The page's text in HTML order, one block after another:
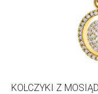
KOLCZYKI Z